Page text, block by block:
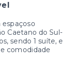
Caetano do Sul-
sendo 1 suíte, e
comodidade